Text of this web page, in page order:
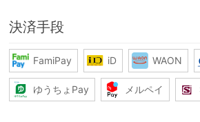
決済手段
FamiPay iD WAON
ゆうちょPay メルペイ